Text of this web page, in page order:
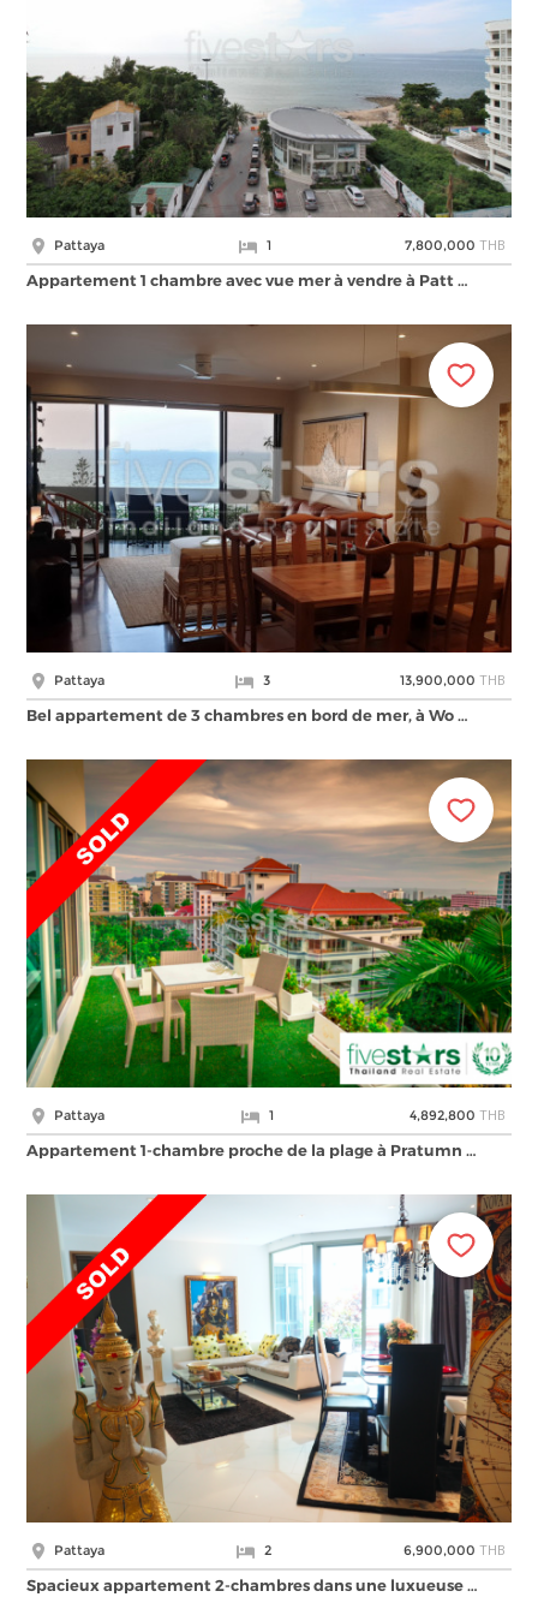
Pattaya 1 7,800,000 THB
Appartement 1 chambre avec vue mer à vendre à Patt …
Pattaya 3 13,900,000 THB
Bel appartement de 3 chambres en bord de mer, à Wo …
Pattaya 1 4,892,800 THB
Appartement 1-chambre proche de la plage à Pratumn …
Pattaya 2 6,900,000 THB
Spacieux appartement 2-chambres dans une luxueuse …